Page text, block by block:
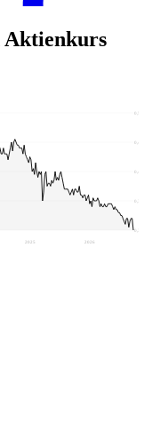
Aktienkurs
0,33
0,38
0,43
0,48
0,53
2025 2026